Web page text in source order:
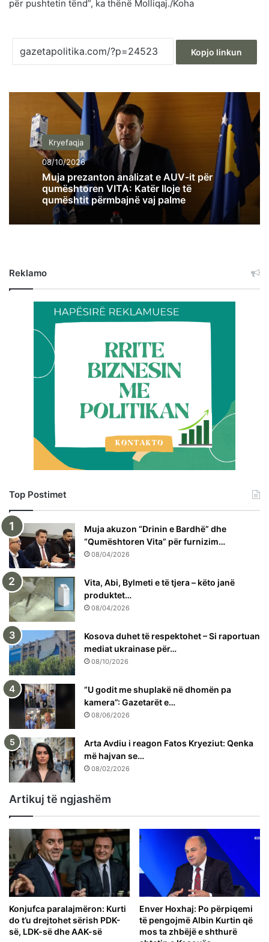
për pushtetin tënd”, ka thënë Molliqaj./Koha
Kopjo linkun
Kryefaqja
08/10/2026
Muja prezanton analizat e AUV-it për
qumështoren VITA: Katër lloje të
qumështit përmbajnë vaj palme
Reklamo
Top Postimet
Muja akuzon “Drinin e Bardhë” dhe
“Qumështoren Vita” për furnizim…
08/04/2026
Vita, Abi, Bylmeti e të tjera – këto janë
produktet…
08/04/2026
Kosova duhet të respektohet – Si raportuan
mediat ukrainase për…
08/10/2026
“U godit me shuplakë në dhomën pa
kamera”: Gazetarët e…
08/06/2026
Arta Avdiu i reagon Fatos Kryeziut: Qenka
më hajvan se…
08/02/2026
Artikuj të ngjashëm
Konjufca paralajmëron: Kurti
do t’u drejtohet sërish PDK-
së, LDK-së dhe AAK-së
Enver Hoxhaj: Po përpiqemi
të pengojmë Albin Kurtin që
mos ta zhbëjë e shthurë